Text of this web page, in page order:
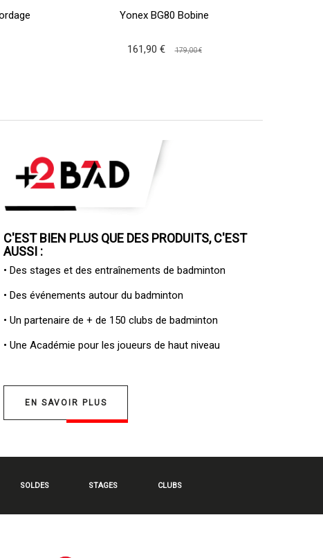
Yonex BG80 Bobine
161,90 € 179,00 €
C'EST BIEN PLUS QUE DES PRODUITS, C'EST
AUSSI :
• Des stages et des entraînements de badminton
• Des événements autour du badminton
• Un partenaire de + de 150 clubs de badminton
• Une Académie pour les joueurs de haut niveau
EN SAVOIR PLUS
SOLDES STAGES CLUBS